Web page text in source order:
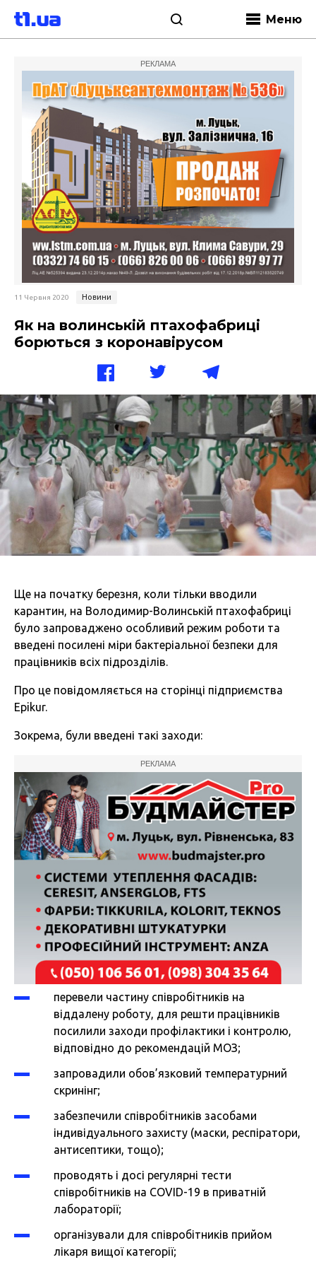
Меню
РЕКЛАМА
11 Червня 2020 Новини
Як на волинській птахофабриці
борються з коронавірусом
Ще на початку березня, коли тільки вводили
карантин, на Володимир-Волинській птахофабриці
було запроваджено особливий режим роботи та
введені посилені міри бактеріальної безпеки для
працівників всіх підрозділів.
Про це повідомляється на сторінці підприємства
Epikur.
Зокрема, були введені такі заходи:
РЕКЛАМА
перевели частину співробітників на
віддалену роботу, для решти працівників
посилили заходи профілактики і контролю,
відповідно до рекомендацій МОЗ;
запровадили обов’язковий температурний
скринінг;
забезпечили співробітників засобами
індивідуального захисту (маски, респіратори,
антисептики, тощо);
проводять і досі регулярні тести
співробітників на COVID-19 в приватній
лабораторії;
організували для співробітників прийом
лікаря вищої категорії;